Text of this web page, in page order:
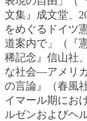
文集』成文堂、
をめぐるドイツ
道案内で」（『
稀記念』信山社
な社会―アメリ
の言論』（春風
イマール期にお
ルゼンおよびヘ